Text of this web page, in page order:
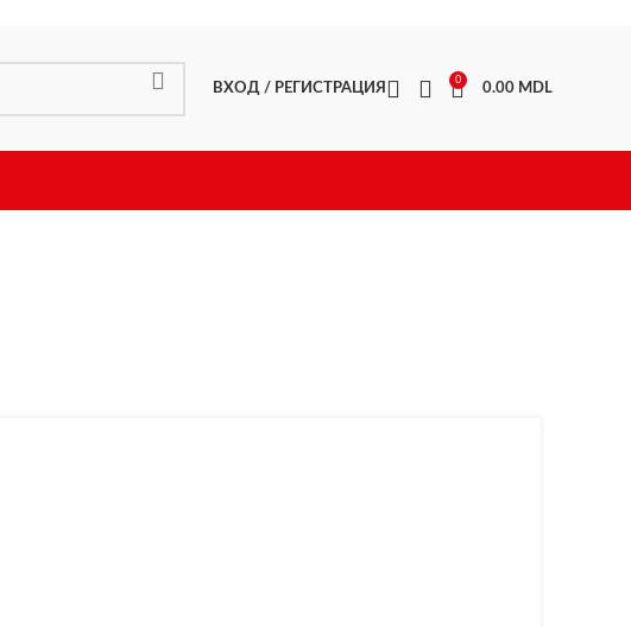
ВХОД / РЕГИСТРАЦИЯ
0
0.00 MDL